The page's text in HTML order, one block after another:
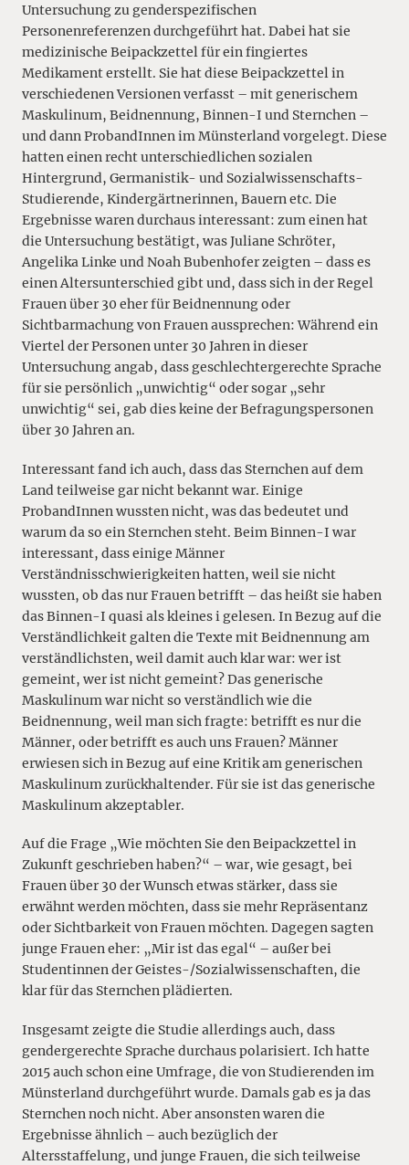
Untersuchung zu genderspezifischen
Personenreferenzen durchgeführt hat. Dabei hat sie
medizinische Beipackzettel für ein fingiertes
Medikament erstellt. Sie hat diese Beipackzettel in
verschiedenen Versionen verfasst – mit generischem
Maskulinum, Beidnennung, Binnen-I und Sternchen –
und dann ProbandInnen im Münsterland vorgelegt. Diese
hatten einen recht unterschiedlichen sozialen
Hintergrund, Germanistik- und Sozialwissenschafts-
Studierende, Kindergärtnerinnen, Bauern etc. Die
Ergebnisse waren durchaus interessant: zum einen hat
die Untersuchung bestätigt, was Juliane Schröter,
Angelika Linke und Noah Bubenhofer zeigten – dass es
einen Altersunterschied gibt und, dass sich in der Regel
Frauen über 30 eher für Beidnennung oder
Sichtbarmachung von Frauen aussprechen: Während ein
Viertel der Personen unter 30 Jahren in dieser
Untersuchung angab, dass geschlechtergerechte Sprache
für sie persönlich „unwichtig“ oder sogar „sehr
unwichtig“ sei, gab dies keine der Befragungspersonen
über 30 Jahren an.
Interessant fand ich auch, dass das Sternchen auf dem
Land teilweise gar nicht bekannt war. Einige
ProbandInnen wussten nicht, was das bedeutet und
warum da so ein Sternchen steht. Beim Binnen-I war
interessant, dass einige Männer
Verständnisschwierigkeiten hatten, weil sie nicht
wussten, ob das nur Frauen betrifft – das heißt sie haben
das Binnen-I quasi als kleines i gelesen. In Bezug auf die
Verständlichkeit galten die Texte mit Beidnennung am
verständlichsten, weil damit auch klar war: wer ist
gemeint, wer ist nicht gemeint? Das generische
Maskulinum war nicht so verständlich wie die
Beidnennung, weil man sich fragte: betrifft es nur die
Männer, oder betrifft es auch uns Frauen? Männer
erwiesen sich in Bezug auf eine Kritik am generischen
Maskulinum zurückhaltender. Für sie ist das generische
Maskulinum akzeptabler.
Auf die Frage „Wie möchten Sie den Beipackzettel in
Zukunft geschrieben haben?“ – war, wie gesagt, bei
Frauen über 30 der Wunsch etwas stärker, dass sie
erwähnt werden möchten, dass sie mehr Repräsentanz
oder Sichtbarkeit von Frauen möchten. Dagegen sagten
junge Frauen eher: „Mir ist das egal“ – außer bei
Studentinnen der Geistes-/Sozialwissenschaften, die
klar für das Sternchen plädierten.
Insgesamt zeigte die Studie allerdings auch, dass
gendergerechte Sprache durchaus polarisiert. Ich hatte
2015 auch schon eine Umfrage, die von Studierenden im
Münsterland durchgeführt wurde. Damals gab es ja das
Sternchen noch nicht. Aber ansonsten waren die
Ergebnisse ähnlich – auch bezüglich der
Altersstaffelung, und junge Frauen, die sich teilweise